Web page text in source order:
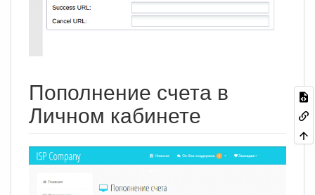
Пополнение счета в
Личном кабинете